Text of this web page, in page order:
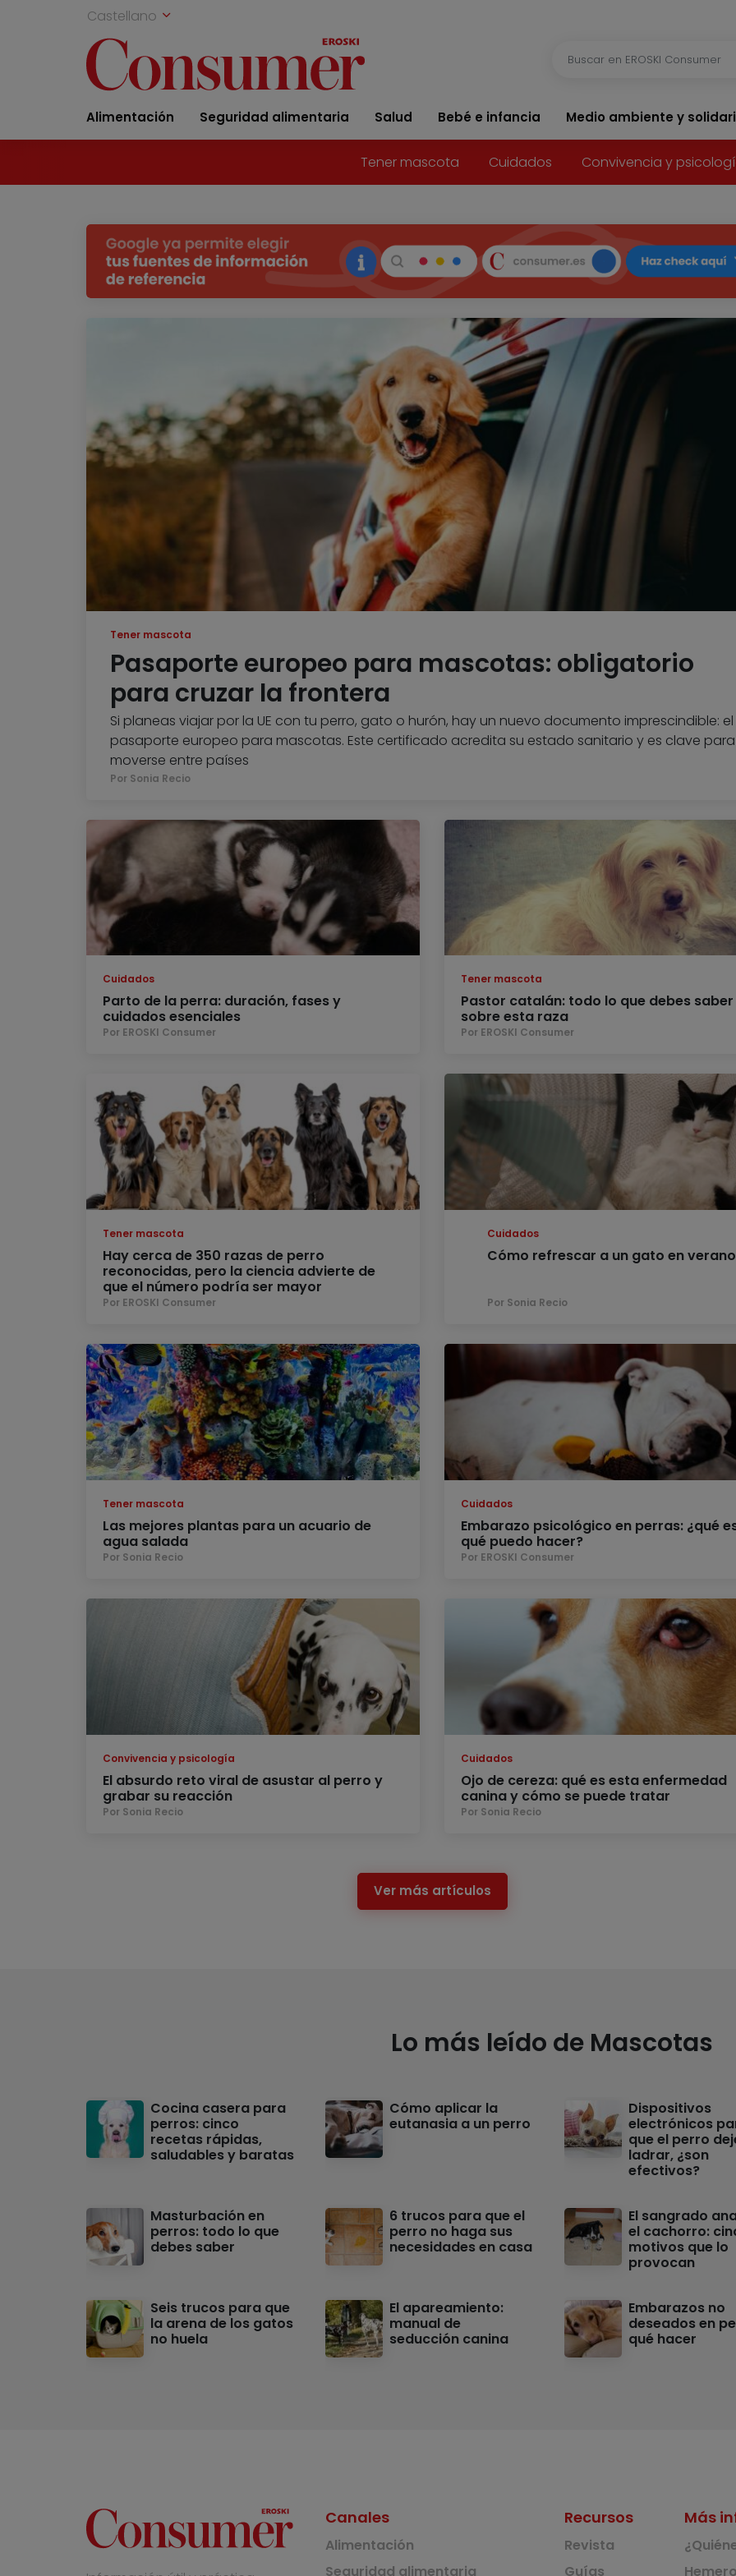
Castellano
Alimentación Seguridad alimentaria Salud Bebé e infancia Medio ambiente y
Tener mascota Cuidados Convivencia y
Tener mascota
Pasaporte europeo para mascotas: obligatorio
para cruzar la frontera
Si planeas viajar por la UE con tu perro, gato o hurón, hay un nuevo documento imprescindible: el
pasaporte europeo para mascotas. Este certificado acredita su estado sanitario y es clave para
moverse entre países
Por Sonia Recio
Cuidados
Parto de la perra: duración, fases y
cuidados esenciales
Por EROSKI Consumer
Tener mascota
Pastor catalán: todo lo que debes saber
sobre esta raza
Por EROSKI Consumer
Tener mascota
Hay cerca de 350 razas de perro
reconocidas, pero la ciencia advierte de
que el número podría ser mayor
Por EROSKI Consumer
Cuidados
Cómo refrescar a un gato en verano
Por Sonia Recio
Tener mascota
Las mejores plantas para un acuario de
agua salada
Por Sonia Recio
Cuidados
Embarazo psicológico en perras: ¿qué
qué puedo hacer?
Por EROSKI Consumer
Convivencia y psicología
El absurdo reto viral de asustar al perro y
grabar su reacción
Por Sonia Recio
Cuidados
Ojo de cereza: qué es esta enfermedad
canina y cómo se puede tratar
Por Sonia Recio
Ver más artículos
Lo más leído de Mascotas
Cocina casera para
perros: cinco
recetas rápidas,
saludables y baratas
Cómo aplicar la
eutanasia a un perro
Dispositivos
electrónicos
que el perro
ladrar, ¿son
efectivos?
Masturbación en
perros: todo lo que
debes saber
6 trucos para que el
perro no haga sus
necesidades en casa
El sangrado
el cachorro:
motivos que lo
provocan
Seis trucos para que
la arena de los gatos
no huela
El apareamiento:
manual de
seducción canina
Embarazos no
deseados en
qué hacer
Canales
Alimentación
Seguridad alimentaria
Recursos
Revista
Guías
Más